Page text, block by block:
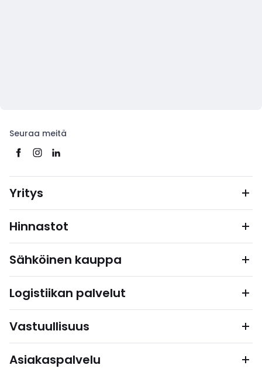
Seuraa meitä
Yritys
Hinnastot
Sähköinen kauppa
Logistiikan palvelut
Vastuullisuus
Asiakaspalvelu